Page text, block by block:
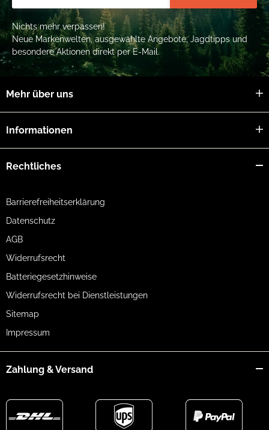
Nichts mehr verpassen!
Neue Markenwelten, ausgewählte Angebote, Jagdtipps und
besondere Aktionen direkt per E-Mail.
Mehr über uns
Informationen
Rechtliches
Barrierefreiheitserklärung
Datenschutz
AGB
Widerrufsrecht
Batteriegesetzhinweise
Widerrufsrecht bei Dienstleistungen
Sitemap
Impressum
Zahlung & Versand